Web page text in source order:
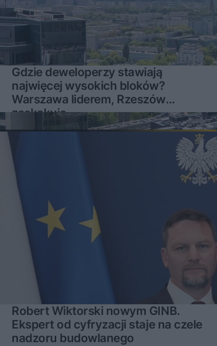
Gdzie deweloperzy stawiają
najwięcej wysokich bloków?
Warszawa liderem, Rzeszów
zaskakuje
Robert Wiktorski nowym GINB.
Ekspert od cyfryzacji staje na czele
nadzoru budowlanego